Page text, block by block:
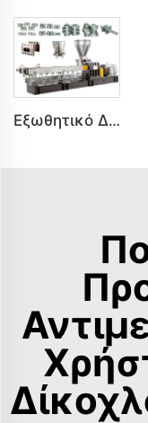
Εξωθητικό Διγύρο Παράλληλα Σειράς SHJ Για Μηχάνημα Εξωθητικής PVC Πλαστικών